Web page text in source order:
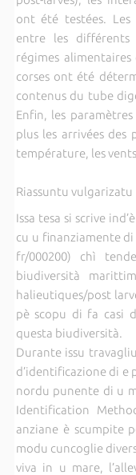
ont été testées. Les
entre les différents
régimes alimentaires
corses ont été
contenus du tube
Enfin, les
plus les arrivées des
température, les
Riassuntu vulgarizatu
Issa tesa si scrive
cu u finanziamente di
fr/000200) chì
biudiversità
halieutiques/post
pè scopu di fa casi
questa biudiversità.
Durante issu
d’identificazione di e
nordu punente di u
Identification
anziane è scumpite
modu cuncoglie
viva in u mare,